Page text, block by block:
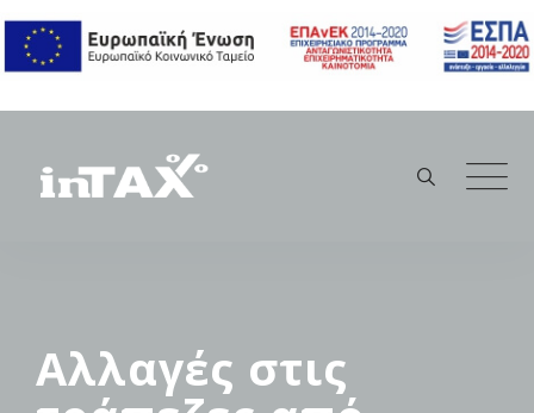
content
Αλλαγές στις